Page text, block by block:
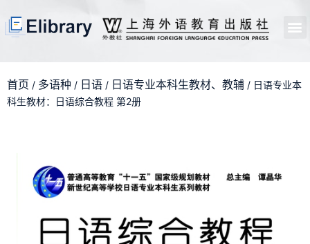
首页 / 多语种 / 日语 / 日语专业本科生教材、教辅 / 日语专业本
科生教材：日语综合教程 第2册